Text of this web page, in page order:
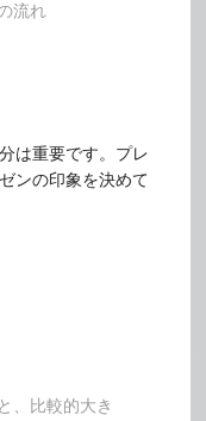
流れ
は重要です。プレ
ンの印象を決めて
、比較的大き